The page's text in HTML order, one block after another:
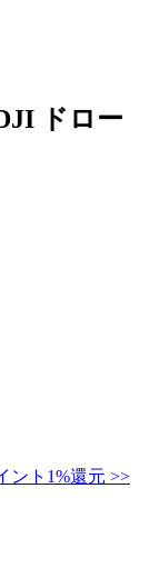
ドロー
ント1%還元 >>